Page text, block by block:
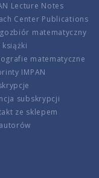
Lecture Notes
Center Publications
matematyczny
książki
matematyczne
IMPAN
subskrypcji
ze sklepem